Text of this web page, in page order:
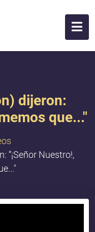
dijeron:
que..."
“¡Señor Nuestro!,